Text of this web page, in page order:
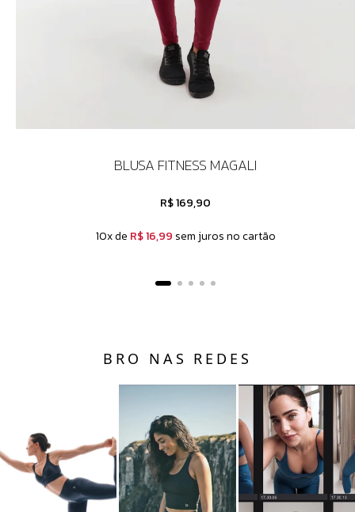
BLUSA FITNESS MAGALI
R$ 169,90
10x de R$ 16,99 sem juros no cartão
BRO NAS REDES